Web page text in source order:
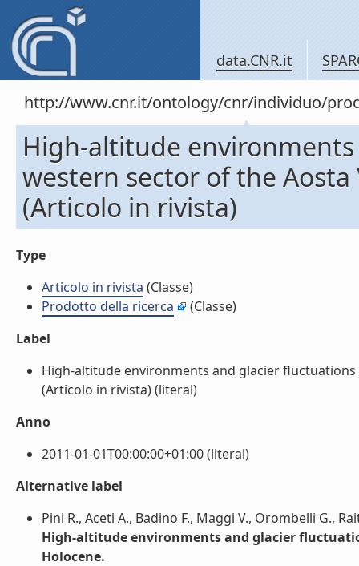
data.CNR.it
http://www.cnr.it/ontology/cnr/individuo/
High-altitude
western sector of the
(Articolo in rivista)
Type
Articolo in rivista (Classe)
Prodotto della ricerca
(Classe)
Label
High-altitude environments and glacier
(Articolo in rivista) (literal)
Anno
2011-01-01T00:00:00+01:00 (literal)
Alternative label
Pini R., Aceti A., Badino F., Maggi V., Orombelli G.,
High-altitude environments and glacier
Holocene.